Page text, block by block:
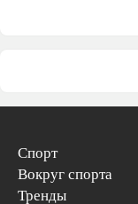
Спорт
Вокруг спорта
Тренды